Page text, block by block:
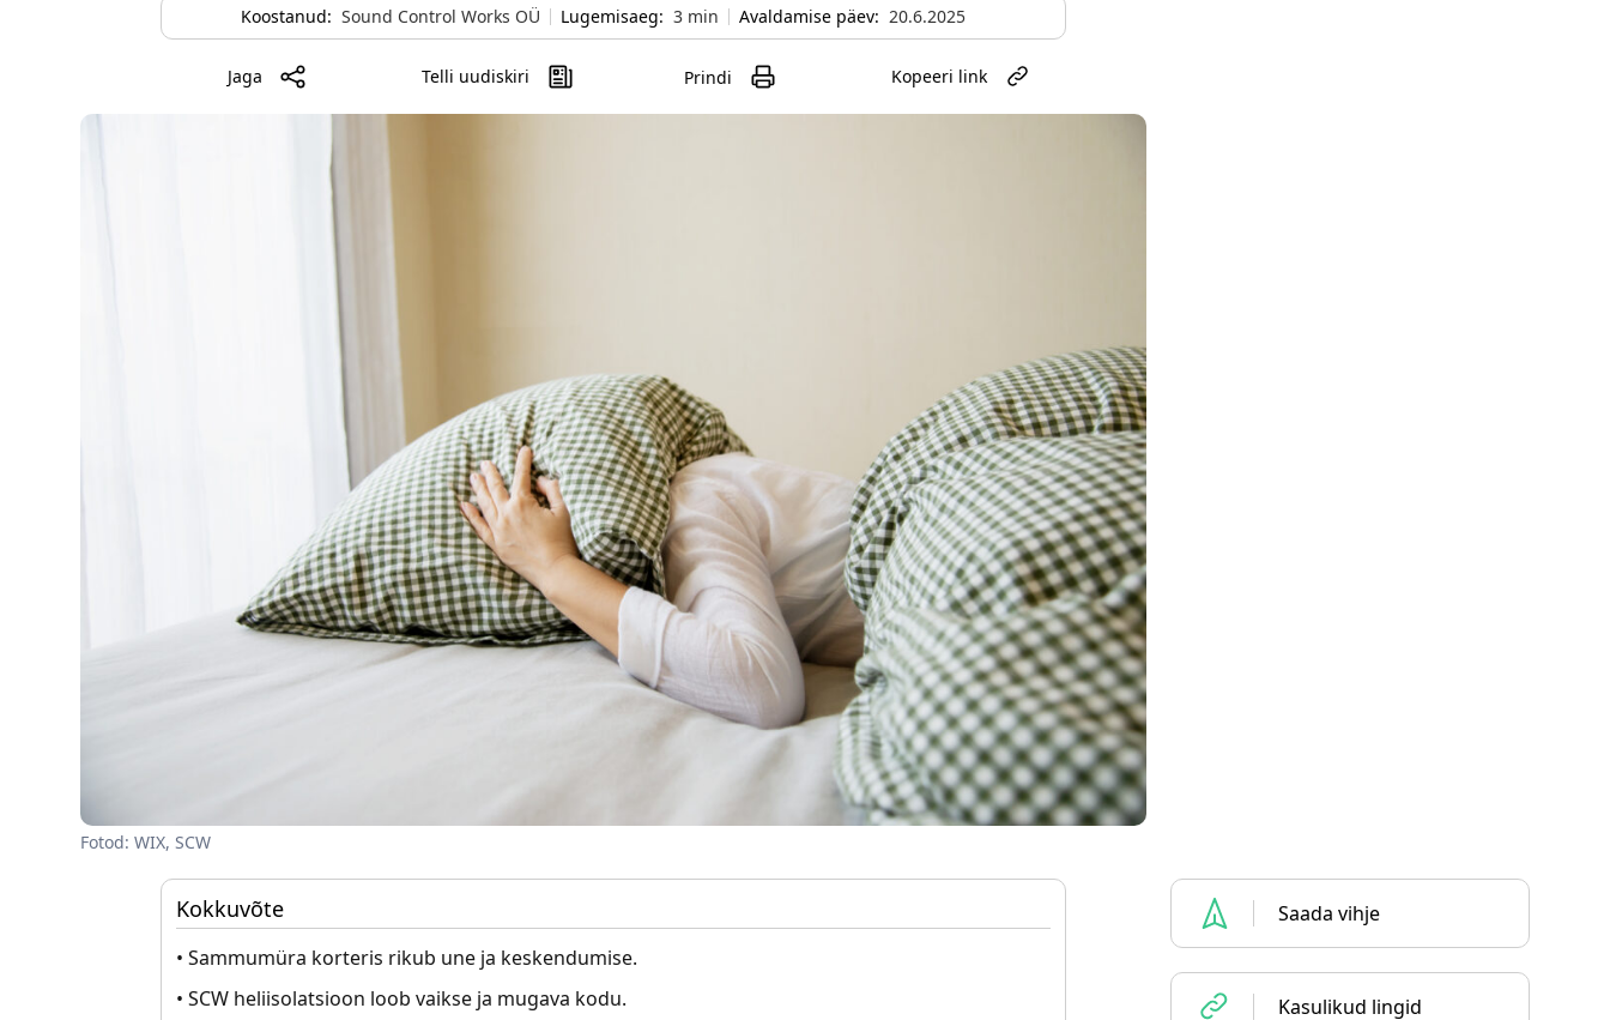
Koostanud: Sound Control Works OÜ Lugemisaeg: 3 min Avaldamise päev: 20.6.2025
Jaga Telli uudiskiri Prindi Kopeeri link
Fotod: WIX, SCW
Kokkuvõte
• Sammumüra korteris rikub une ja keskendumise.
• SCW heliisolatsioon loob vaikse ja mugava kodu.
Saada vihje
Kasulikud lingid